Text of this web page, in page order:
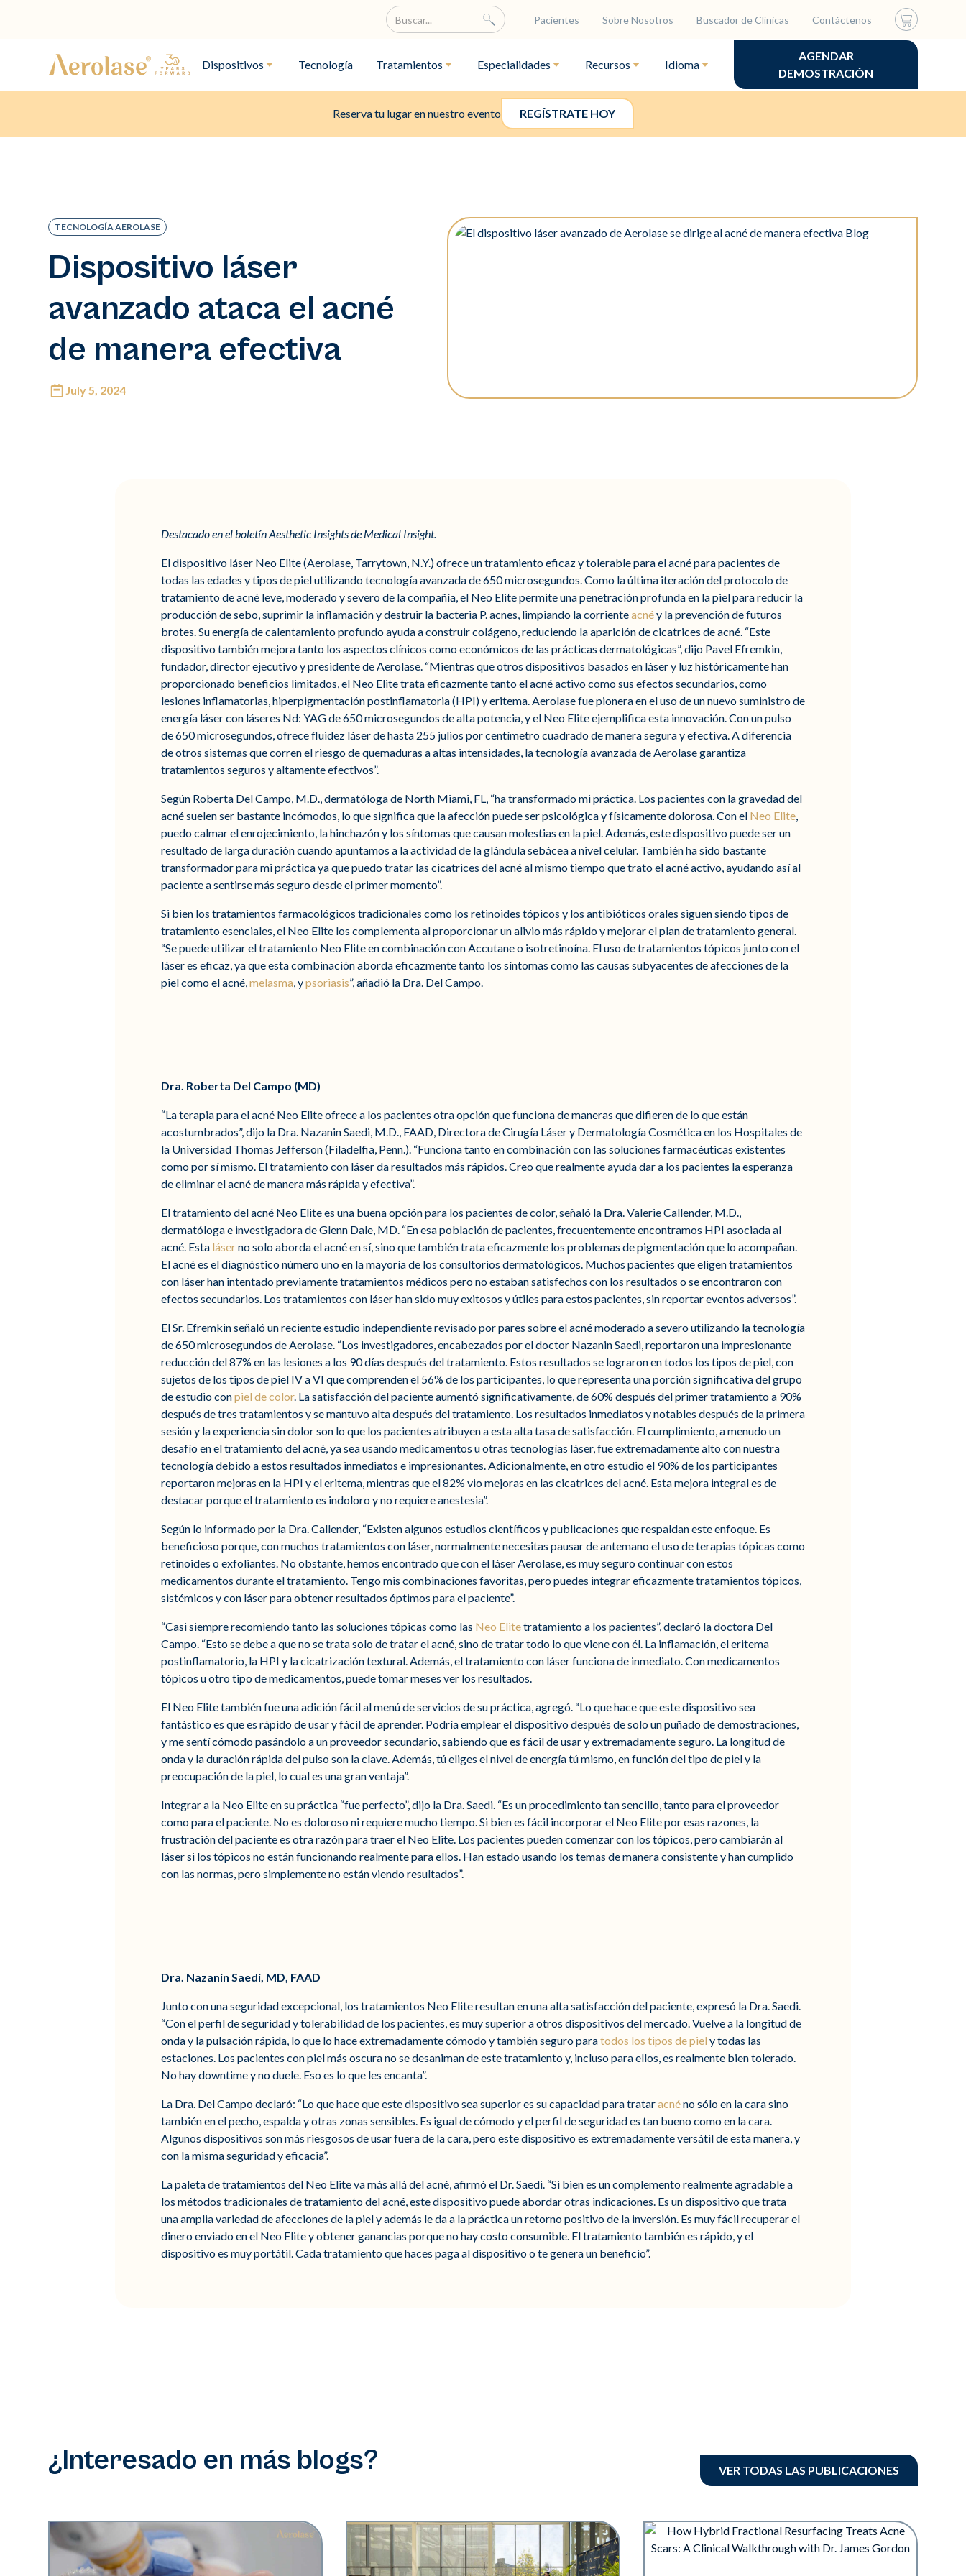
Pacientes Sobre Nosotros Buscador de Clínicas Contáctenos
Dispositivos Tecnología Tratamientos Especialidades Recursos Idioma
AGENDAR
DEMOSTRACIÓN
Reserva tu lugar en nuestro evento REGÍSTRATE HOY
TECNOLOGÍA AEROLASE
Dispositivo láser
avanzado ataca el acné
de manera efectiva
July 5, 2024
Destacado en el boletín Aesthetic Insights de Medical Insight.
El dispositivo láser Neo Elite (Aerolase, Tarrytown, N.Y.) ofrece un tratamiento eficaz y tolerable para el acné para pacientes de
todas las edades y tipos de piel utilizando tecnología avanzada de 650 microsegundos. Como la última iteración del protocolo de
tratamiento de acné leve, moderado y severo de la compañía, el Neo Elite permite una penetración profunda en la piel para reducir la
producción de sebo, suprimir la inflamación y destruir la bacteria P. acnes, limpiando la corrienteacnéy la prevención de futuros
brotes. Su energía de calentamiento profundo ayuda a construir colágeno, reduciendo la aparición de cicatrices de acné. “Este
dispositivo también mejora tanto los aspectos clínicos como económicos de las prácticas dermatológicas”, dijo Pavel Efremkin,
fundador, director ejecutivo y presidente de Aerolase. “Mientras que otros dispositivos basados en láser y luz históricamente han
proporcionado beneficios limitados, el Neo Elite trata eficazmente tanto el acné activo como sus efectos secundarios, como
lesiones inflamatorias, hiperpigmentación postinflamatoria (HPI) y eritema. Aerolase fue pionera en el uso de un nuevo suministro de
energía láser con láseres Nd: YAG de 650 microsegundos de alta potencia, y el Neo Elite ejemplifica esta innovación. Con un pulso
de 650 microsegundos, ofrece fluidez láser de hasta 255 julios por centímetro cuadrado de manera segura y efectiva. A diferencia
de otros sistemas que corren el riesgo de quemaduras a altas intensidades, la tecnología avanzada de Aerolase garantiza
tratamientos seguros y altamente efectivos”.
Según Roberta Del Campo, M.D., dermatóloga de North Miami, FL, “ha transformado mi práctica. Los pacientes con la gravedad del
acné suelen ser bastante incómodos, lo que significa que la afección puede ser psicológica y físicamente dolorosa. Con el Neo Elite,
puedo calmar el enrojecimiento, la hinchazón y los síntomas que causan molestias en la piel. Además, este dispositivo puede ser un
resultado de larga duración cuando apuntamos a la actividad de la glándula sebácea a nivel celular. También ha sido bastante
transformador para mi práctica ya que puedo tratar las cicatrices del acné al mismo tiempo que trato el acné activo, ayudando así al
paciente a sentirse más seguro desde el primer momento”.
Si bien los tratamientos farmacológicos tradicionales como los retinoides tópicos y los antibióticos orales siguen siendo tipos de
tratamiento esenciales, el Neo Elite los complementa al proporcionar un alivio más rápido y mejorar el plan de tratamiento general.
“Se puede utilizar el tratamiento Neo Elite en combinación con Accutane o isotretinoína. El uso de tratamientos tópicos junto con el
láser es eficaz, ya que esta combinación aborda eficazmente tanto los síntomas como las causas subyacentes de afecciones de la
piel como el acné,melasma, ypsoriasis”, añadió la Dra. Del Campo.
Dra. Roberta Del Campo (MD)
“La terapia para el acné Neo Elite ofrece a los pacientes otra opción que funciona de maneras que difieren de lo que están
acostumbrados”, dijo la Dra. Nazanin Saedi, M.D., FAAD, Directora de Cirugía Láser y Dermatología Cosmética en los Hospitales de
la Universidad Thomas Jefferson (Filadelfia, Penn.). “Funciona tanto en combinación con las soluciones farmacéuticas existentes
como por sí mismo. El tratamiento con láser da resultados más rápidos. Creo que realmente ayuda dar a los pacientes la esperanza
de eliminar el acné de manera más rápida y efectiva”.
El tratamiento del acné Neo Elite es una buena opción para los pacientes de color, señaló la Dra. Valerie Callender, M.D.,
dermatóloga e investigadora de Glenn Dale, MD. “En esa población de pacientes, frecuentemente encontramos HPI asociada al
acné. Esta láserno solo aborda el acné en sí, sino que también trata eficazmente los problemas de pigmentación que lo acompañan.
El acné es el diagnóstico número uno en la mayoría de los consultorios dermatológicos. Muchos pacientes que eligen tratamientos
con láser han intentado previamente tratamientos médicos pero no estaban satisfechos con los resultados o se encontraron con
efectos secundarios. Los tratamientos con láser han sido muy exitosos y útiles para estos pacientes, sin reportar eventos adversos”.
El Sr. Efremkin señaló un reciente estudio independiente revisado por pares sobre el acné moderado a severo utilizando la tecnología
de 650 microsegundos de Aerolase. “Los investigadores, encabezados por el doctor Nazanin Saedi, reportaron una impresionante
reducción del 87% en las lesiones a los 90 días después del tratamiento. Estos resultados se lograron en todos los tipos de piel, con
sujetos de los tipos de piel IV a VI que comprenden el 56% de los participantes, lo que representa una porción significativa del grupo
de estudio conpiel de color. La satisfacción del paciente aumentó significativamente, de 60% después del primer tratamiento a 90%
después de tres tratamientos y se mantuvo alta después del tratamiento. Los resultados inmediatos y notables después de la primera
sesión y la experiencia sin dolor son lo que los pacientes atribuyen a esta alta tasa de satisfacción. El cumplimiento, a menudo un
desafío en el tratamiento del acné, ya sea usando medicamentos u otras tecnologías láser, fue extremadamente alto con nuestra
tecnología debido a estos resultados inmediatos e impresionantes. Adicionalmente, en otro estudio el 90% de los participantes
reportaron mejoras en la HPI y el eritema, mientras que el 82% vio mejoras en las cicatrices del acné. Esta mejora integral es de
destacar porque el tratamiento es indoloro y no requiere anestesia”.
Según lo informado por la Dra. Callender, “Existen algunos estudios científicos y publicaciones que respaldan este enfoque. Es
beneficioso porque, con muchos tratamientos con láser, normalmente necesitas pausar de antemano el uso de terapias tópicas como
retinoides o exfoliantes. No obstante, hemos encontrado que con el láser Aerolase, es muy seguro continuar con estos
medicamentos durante el tratamiento. Tengo mis combinaciones favoritas, pero puedes integrar eficazmente tratamientos tópicos,
sistémicos y con láser para obtener resultados óptimos para el paciente”.
“Casi siempre recomiendo tanto las soluciones tópicas como las Neo Elitetratamiento a los pacientes”, declaró la doctora Del
Campo. “Esto se debe a que no se trata solo de tratar el acné, sino de tratar todo lo que viene con él. La inflamación, el eritema
postinflamatorio, la HPI y la cicatrización textural. Además, el tratamiento con láser funciona de inmediato. Con medicamentos
tópicos u otro tipo de medicamentos, puede tomar meses ver los resultados.
El Neo Elite también fue una adición fácil al menú de servicios de su práctica, agregó. “Lo que hace que este dispositivo sea
fantástico es que es rápido de usar y fácil de aprender. Podría emplear el dispositivo después de solo un puñado de demostraciones,
y me sentí cómodo pasándolo a un proveedor secundario, sabiendo que es fácil de usar y extremadamente seguro. La longitud de
onda y la duración rápida del pulso son la clave. Además, tú eliges el nivel de energía tú mismo, en función del tipo de piel y la
preocupación de la piel, lo cual es una gran ventaja”.
Integrar a la Neo Elite en su práctica “fue perfecto”, dijo la Dra. Saedi. “Es un procedimiento tan sencillo, tanto para el proveedor
como para el paciente. No es doloroso ni requiere mucho tiempo. Si bien es fácil incorporar el Neo Elite por esas razones, la
frustración del paciente es otra razón para traer el Neo Elite. Los pacientes pueden comenzar con los tópicos, pero cambiarán al
láser si los tópicos no están funcionando realmente para ellos. Han estado usando los temas de manera consistente y han cumplido
con las normas, pero simplemente no están viendo resultados”.
Dra. Nazanin Saedi, MD, FAAD
Junto con una seguridad excepcional, los tratamientos Neo Elite resultan en una alta satisfacción del paciente, expresó la Dra. Saedi.
“Con el perfil de seguridad y tolerabilidad de los pacientes, es muy superior a otros dispositivos del mercado. Vuelve a la longitud de
onda y la pulsación rápida, lo que lo hace extremadamente cómodo y también seguro paratodos los tipos de piel y todas las
estaciones. Los pacientes con piel más oscura no se desaniman de este tratamiento y, incluso para ellos, es realmente bien tolerado.
No hay downtime y no duele. Eso es lo que les encanta”.
La Dra. Del Campo declaró: “Lo que hace que este dispositivo sea superior es su capacidad para trataracnéno sólo en la cara sino
también en el pecho, espalda y otras zonas sensibles. Es igual de cómodo y el perfil de seguridad es tan bueno como en la cara.
Algunos dispositivos son más riesgosos de usar fuera de la cara, pero este dispositivo es extremadamente versátil de esta manera, y
con la misma seguridad y eficacia”.
La paleta de tratamientos del Neo Elite va más allá del acné, afirmó el Dr. Saedi. “Si bien es un complemento realmente agradable a
los métodos tradicionales de tratamiento del acné, este dispositivo puede abordar otras indicaciones. Es un dispositivo que trata
una amplia variedad de afecciones de la piel y además le da a la práctica un retorno positivo de la inversión. Es muy fácil recuperar el
dinero enviado en el Neo Elite y obtener ganancias porque no hay costo consumible. El tratamiento también es rápido, y el
dispositivo es muy portátil. Cada tratamiento que haces paga al dispositivo o te genera un beneficio”.
¿Interesado en más blogs? VER TODAS LAS PUBLICACIONES